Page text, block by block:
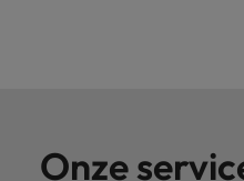
Onze